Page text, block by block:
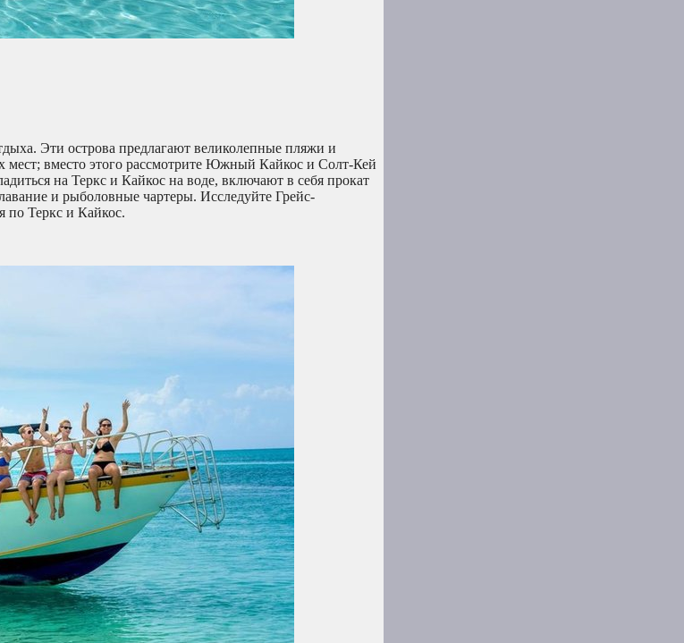
Эти острова предлагают великолепные пляжи и
вместо этого рассмотрите Южный Кайкос и Солт-Кей
на Теркс и Кайкос на воде, включают в себя прокат
и рыболовные чартеры. Исследуйте Грейс-
по Теркс и Кайкос.